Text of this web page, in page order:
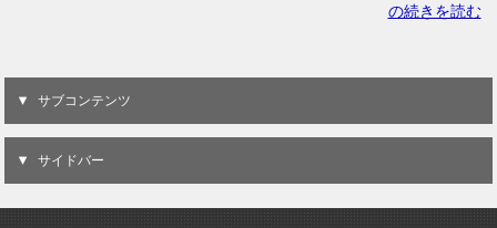
の続きを読む
サブコンテンツ
サイドバー